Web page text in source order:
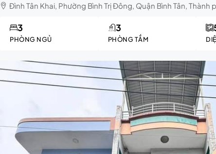
Đình Tân Khai, Phường Bình Trị Đông, Quận Bình Tân, Thành
PHÒNG NGỦ
3
PHÒNG TẮM
3